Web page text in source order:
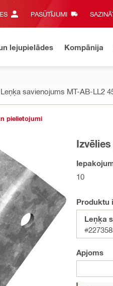
PASŪTĪJUMI
lejupielādes Kompānija
Leņķa savienojums MT-AB-LL2
pielietojumi
10
Produktu
Leņķa
Apjoms